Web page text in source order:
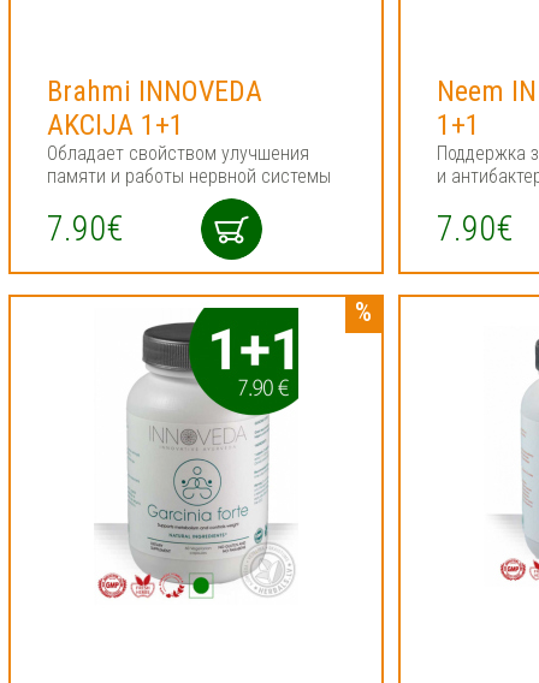
Brahmi INNOVEDA
AKCIJA 1+1
Обладает свойством улучшения
памяти и работы нервной системы
7.90€
Neem
1+1
Поддержка
и
7.90€